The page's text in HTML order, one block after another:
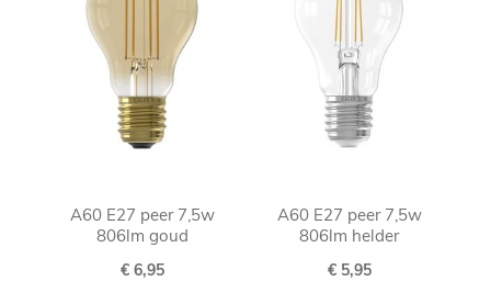
A60 E27 peer 7,5w
806lm goud
€ 6,95
A60 E27 peer 7,5w
806lm helder
€ 5,95